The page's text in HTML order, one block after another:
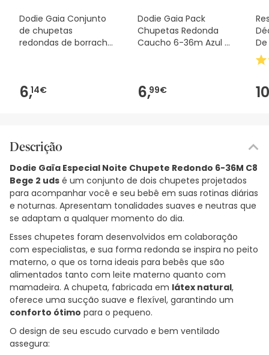
Dodie Gaia Conjunto
de chupetas
redondas de borracha
6,14€
Dodie Gaia Pack
Chupetas Redonda
Caucho 6-36m Azul 2
6,99€
Descrição
Dodie Gaïa Especial Noite Chupete Redondo 6-36M C8
Bege 2 uds é um conjunto de dois chupetes projetados
para acompanhar você e seu bebê em suas rotinas diárias
e noturnas. Apresentam tonalidades suaves e neutras que
se adaptam a qualquer momento do dia.
Esses chupetes foram desenvolvidos em colaboração
com especialistas, e sua forma redonda se inspira no peito
materno, o que os torna ideais para bebês que são
alimentados tanto com leite materno quanto com
mamadeira. A chupeta, fabricada em látex natural,
oferece uma sucção suave e flexível, garantindo um
conforto ótimo para o pequeno.
O design de seu escudo curvado e bem ventilado
assegura: